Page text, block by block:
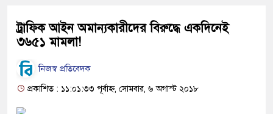
ট্রাফিক আইন অমান্যকারীদের বিরুদ্ধে একদিনেই
৩৬৫১ মামলা!
নিজস্ব প্রতিবেদক
প্রকাশিত : ১১:০১:৩৩ পূর্বাহ্ন, সোমবার, ৬ অগাস্ট ২০১৮